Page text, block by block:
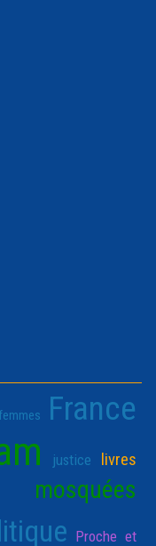
femmes France
justice livres
mosquées
Proche et